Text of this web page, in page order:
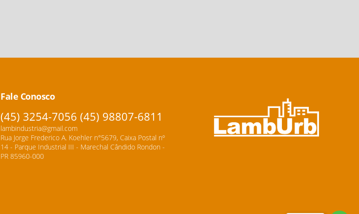
Fale Conosco
(45) 3254-7056 (45) 98807-6811
lambindustria@gmail.com
Rua Jorge Frederico A. Koehler n°5679, Caixa Postal nº
14 - Parque Industrial III - Marechal Cândido Rondon -
PR 85960-000